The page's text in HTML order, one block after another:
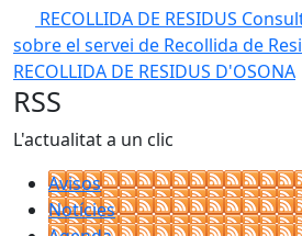
RECOLLIDA DE RESIDUS
sobre el servei de Recollida de
RECOLLIDA DE RESIDUS D'OSONA
RSS
L'actualitat a un clic
Avisos
Notícies